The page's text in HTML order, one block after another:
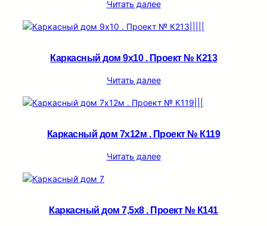
Читать далее
Каркасный дом 9х10 . Проект № К213
Читать далее
Каркасный дом 7х12м . Проект № К119
Читать далее
Каркасный дом 7,5х8 . Проект № К141